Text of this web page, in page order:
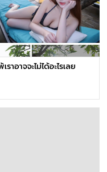
าอาจจะไม่ได้อะไรเลย